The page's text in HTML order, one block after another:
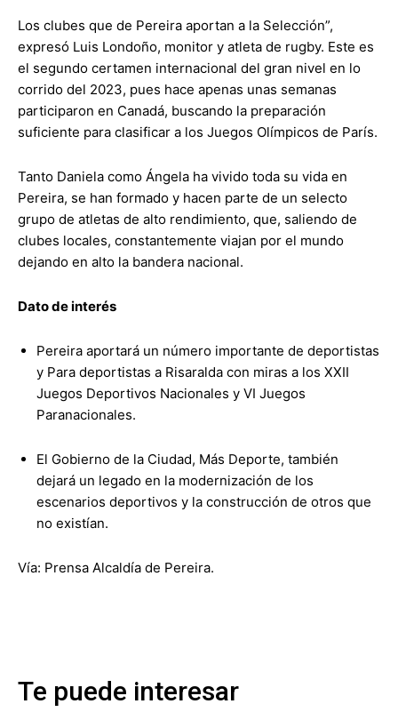
Los clubes que de Pereira aportan a la Selección”,
expresó Luis Londoño, monitor y atleta de rugby. Este es
el segundo certamen internacional del gran nivel en lo
corrido del 2023, pues hace apenas unas semanas
participaron en Canadá, buscando la preparación
suficiente para clasificar a los Juegos Olímpicos de París.
Tanto Daniela como Ángela ha vivido toda su vida en
Pereira, se han formado y hacen parte de un selecto
grupo de atletas de alto rendimiento, que, saliendo de
clubes locales, constantemente viajan por el mundo
dejando en alto la bandera nacional.
Dato de interés
Pereira aportará un número importante de deportistas
y Para deportistas a Risaralda con miras a los XXII
Juegos Deportivos Nacionales y VI Juegos
Paranacionales.
El Gobierno de la Ciudad, Más Deporte, también
dejará un legado en la modernización de los
escenarios deportivos y la construcción de otros que
no existían.
Vía: Prensa Alcaldía de Pereira.
Te puede interesar